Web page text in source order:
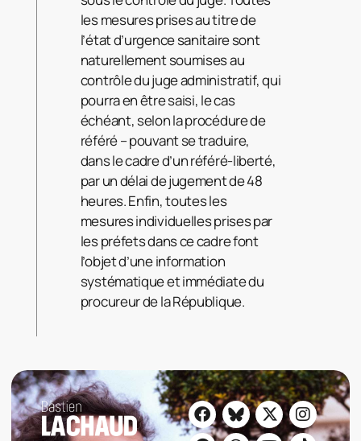
les mesures prises au titre de
l’état d’urgence sanitaire sont
naturellement soumises au
contrôle du juge administratif, qui
pourra en être saisi, le cas
échéant, selon la procédure de
référé – pouvant se traduire,
dans le cadre d’un référé-liberté,
par un délai de jugement de 48
heures. Enfin, toutes les
mesures individuelles prises par
les préfets dans ce cadre font
l’objet d’une information
systématique et immédiate du
procureur de la République.